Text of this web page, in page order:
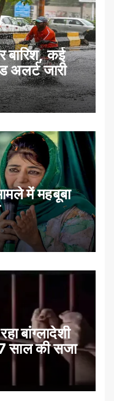
बारिश, कई
अलर्ट जारी
में महबूबा
बांग्लादेशी
साल की सजा